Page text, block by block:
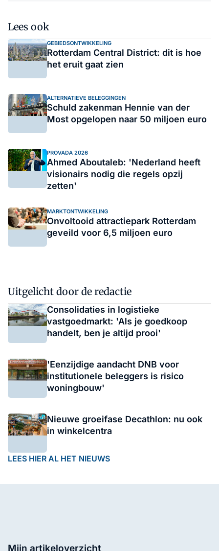
Lees ook
GEBIEDSONTWIKKELING
Rotterdam Central District: dit is hoe
het eruit gaat zien
ALTERNATIEVE BELEGGINGEN
Schuld zakenman Hennie van der
Most opgelopen naar 50 miljoen euro
PROVADA 2026
Ahmed Aboutaleb: 'Nederland heeft
visionairs nodig die regels opzij
zetten'
MARKTONTWIKKELING
Onvoltooid attractiepark Rotterdam
geveild voor 6,5 miljoen euro
Uitgelicht door de redactie
Consolidaties in logistieke
vastgoedmarkt: 'Als je goedkoop
handelt, ben je altijd prooi'
'Eenzijdige aandacht DNB voor
institutionele beleggers is risico
woningbouw'
Nieuwe groeifase Decathlon: nu ook
in winkelcentra
LEES HIER AL HET NIEUWS
Mijn artikeloverzicht